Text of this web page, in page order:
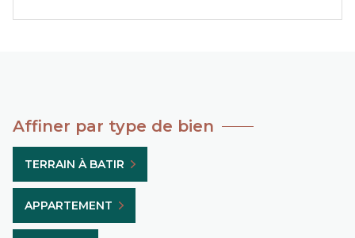
Affiner par type de bien
TERRAIN À BATIR
APPARTEMENT